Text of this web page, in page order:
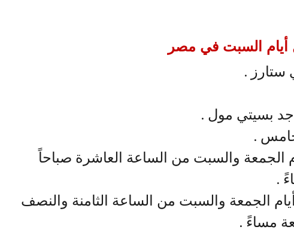
أيام السبت في مصر
ستارز .
بسيتي مول .
.
الجمعة والسبت من الساعة العاشرة صباحاً
.
الجمعة والسبت من الساعة الثامنة والنصف
مساءً .